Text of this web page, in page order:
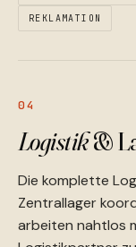
REKLAMATION
04
Logistik&
Die komplette
Zentrallager
arbeiten nahtlos